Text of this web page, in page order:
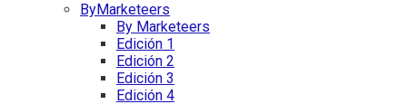
ByMarketeers
By Marketeers
Edición 1
Edición 2
Edición 3
Edición 4